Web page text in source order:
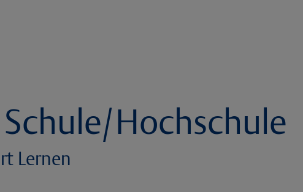
Hochschule
Lernen